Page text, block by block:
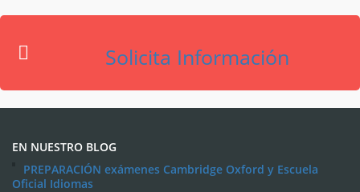
Solicita Información
EN NUESTRO BLOG
PREPARACIÓN exámenes Cambridge Oxford y Escuela
Oficial Idiomas